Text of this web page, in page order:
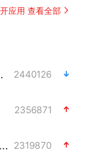
应用 查看全部
务协议 2440126
2356871
千亿级消费新活力？ 2319870